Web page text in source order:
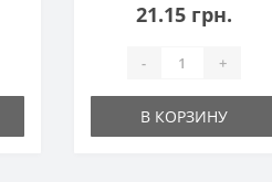
21.15 грн.
- +
В КОРЗИНУ